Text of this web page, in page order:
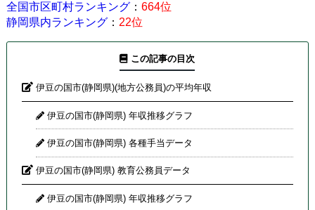
全国市区町村ランキング： 664位
静岡県内ランキング： 22位
この記事の目次
伊豆の国市(静岡県)(地方公務員)の平均年収
伊豆の国市(静岡県) 年収推移グラフ
伊豆の国市(静岡県) 各種手当データ
伊豆の国市(静岡県) 教育公務員データ
伊豆の国市(静岡県) 年収推移グラフ